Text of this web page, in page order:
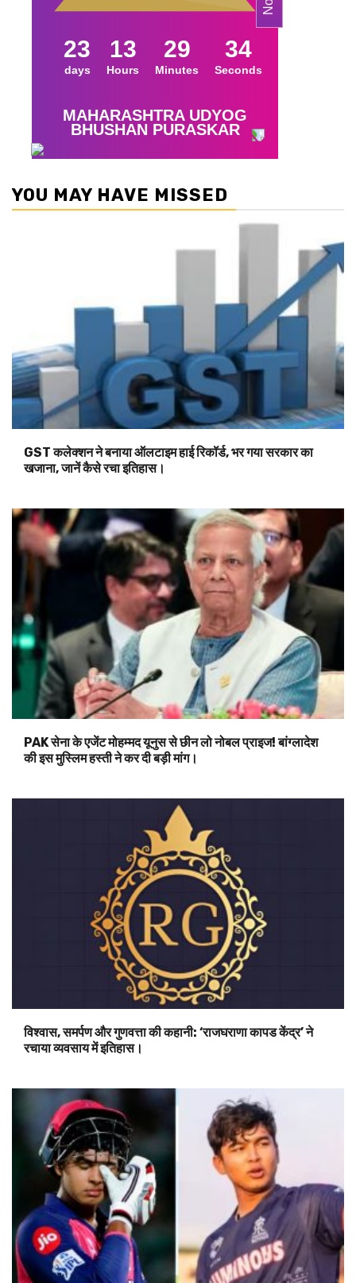
YOU MAY HAVE MISSED
GST कलेक्शन ने बनाया ऑलटाइम हाई रिकॉर्ड, भर गया सरकार का
खजाना, जानें कैसे रचा इतिहास।
PAK सेना के एजेंट मोहम्मद यूनुस से छीन लो नोबल प्राइज! बांग्लादेश
की इस मुस्लिम हस्ती ने कर दी बड़ी मांग।
विश्वास, समर्पण और गुणवत्ता की कहानी: ‘राजघराणा कापड केंद्र’ ने
रचाया व्यवसाय में इतिहास।